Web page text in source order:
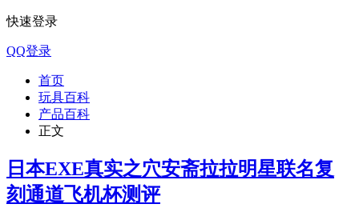
快速登录
QQ登录
首页
玩具百科
产品百科
正文
日本EXE真实之穴安斋拉拉明星联名复
刻通道飞机杯测评